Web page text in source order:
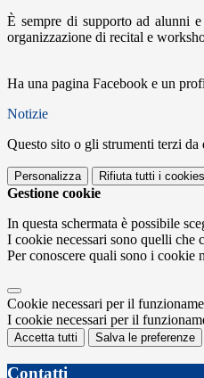
È sempre di supporto ad alunni
organizzazione di recital e
Ha una pagina Facebook e un
Notizie
Questo sito o gli strumenti terzi
Personalizza Rifiuta tutti i cookies
Gestione cookie
In questa schermata è possibile
I cookie necessari sono quelli che
Per conoscere quali sono i cookie
Cookie necessari per il
I cookie necessari per il
Accetta tutti Salva le preferenze
Contatti